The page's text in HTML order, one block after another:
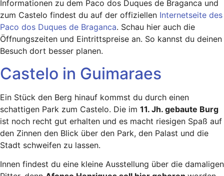
Informationen zu dem Paco dos Duques de Braganca und
zum Castelo findest du auf der offiziellen Internetseite des
Paco dos Duques de Braganca. Schau hier auch die
Öffnungszeiten und Eintrittspreise an. So kannst du deinen
Besuch dort besser planen.
Castelo in Guimaraes
Ein Stück den Berg hinauf kommst du durch einen
schattigen Park zum Castelo. Die im 11. Jh. gebaute Burg
ist noch recht gut erhalten und es macht riesigen Spaß auf
den Zinnen den Blick über den Park, den Palast und die
Stadt schweifen zu lassen.
Innen findest du eine kleine Ausstellung über die damaligen